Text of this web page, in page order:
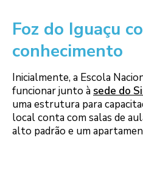
Foz do Iguaçu
conhecimento
Inicialmente, a Escola
funcionar junto à sede do
uma estrutura para
local conta com salas de
alto padrão e um